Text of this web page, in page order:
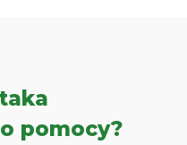
pomocy?